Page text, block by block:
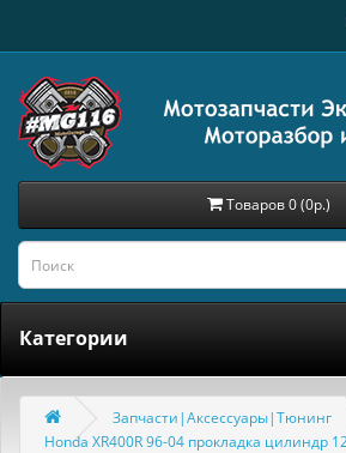
Товаров 0 (0р.)
Категории
Запчасти|Аксессуары|Тюнинг
Honda XR400R 96-04 прокладка цилиндр